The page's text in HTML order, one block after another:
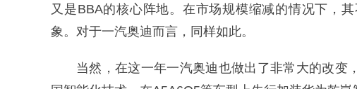
又是BBA的核心阵地。在市场规模缩减的情况下，
象。对于一汽奥迪而言，同样如此。
当然，在这一年一汽奥迪也做出了非常大的改变